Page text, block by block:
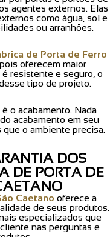
agentes externos. Elas
como água, sol e
ou arranhões.
de Porta de Ferro
oferecem maior
resistente e seguro, o
tipo de projeto.
o acabamento. Nada
acabamento em seu
que o ambiente precisa.
DOS
DE PORTA DE
Caetano oferece a
de seus produtos.
especializados que
nas perguntas e